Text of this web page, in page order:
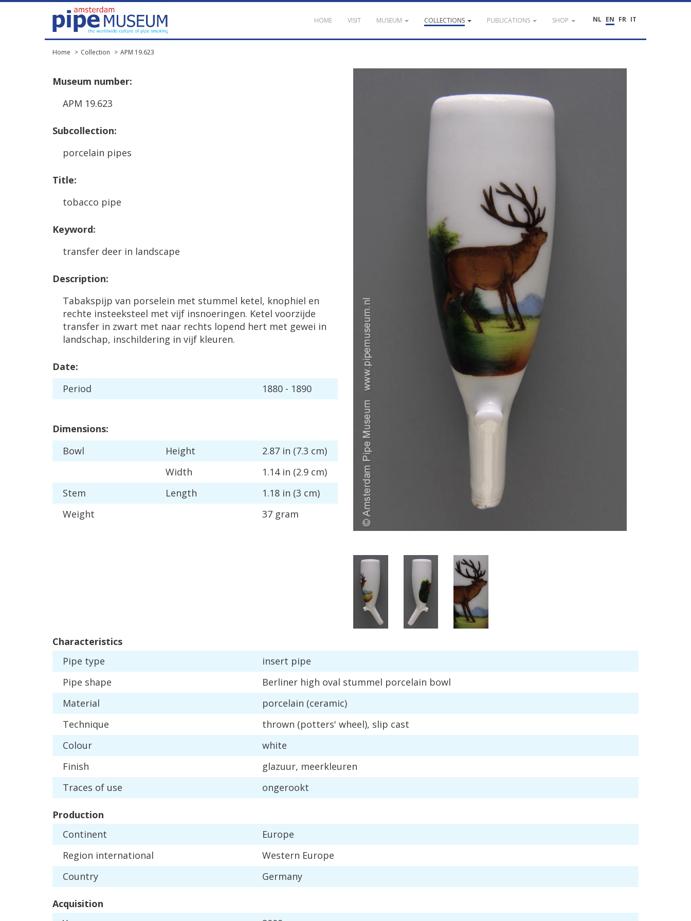
NL EN FR IT
HOME VISIT MUSEUM COLLECTIONS PUBLICATIONS SHOP
Home Collection APM 19.623
Museum number:
APM 19.623
Subcollection:
porcelain pipes
Title:
tobacco pipe
Keyword:
transfer deer in landscape
Description:
Tabakspijp van porselein met stummel ketel, knophiel en
rechte insteeksteel met vijf insnoeringen. Ketel voorzijde
transfer in zwart met naar rechts lopend hert met gewei in
landschap, inschildering in vijf kleuren.
Date:
Period
1880 - 1890
Dimensions:
Bowl
Height 2.87 in (7.3 cm)
Width
1.14 in (2.9 cm)
Stem
Length 1.18 in (3 cm)
Weight
37 gram
Characteristics
Pipe type insert pipe
Pipe shape Berliner high oval stummel porcelain bowl
Material
porcelain (ceramic)
Technique
thrown (potters' wheel), slip cast
Colour
white
Finish
glazuur, meerkleuren
Traces of use ongerookt
Production
Continent
Europe
Region international Western Europe
Country
Germany
Acquisition